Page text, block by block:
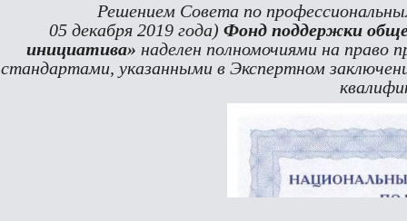
Решением Совета по
05 декабря 2019 года) Фонд поддержки
инициатива» наделен полномочиями на право
стандартами, указанными в Экспертном